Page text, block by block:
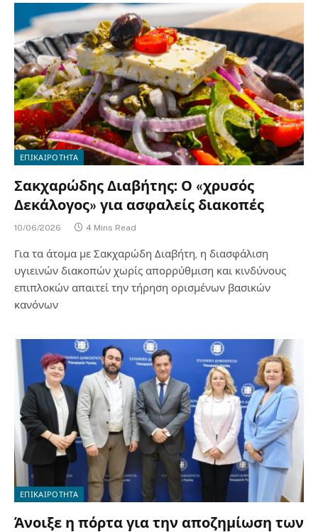
ΕΠΙΚΑΙΡΟΤΗΤΑ
Σακχαρώδης Διαβήτης: Ο «χρυσός
Δεκάλογος» για ασφαλείς διακοπές
10/06/2026 4 Mins Read
Για τα άτομα με Σακχαρώδη Διαβήτη, η διασφάλιση
υγιεινών διακοπών χωρίς απορρύθμιση και κινδύνους
επιπλοκών απαιτεί την τήρηση ορισμένων βασικών
κανόνων
ΕΠΙΚΑΙΡΟΤΗΤΑ
Άνοιξε η πόρτα για την αποζημίωση των